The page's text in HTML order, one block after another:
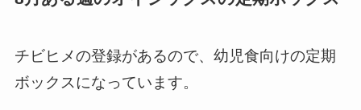
チビヒメの登録があるので、幼児食向けの定期
ボックスになっています。